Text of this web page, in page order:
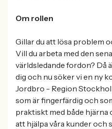
Om rollen
Gillar du att lösa problem
Vill du arbeta med den
världsledande fordon? Då
dig och nu söker vi en ny
Jordbro - Region
som är fingerfärdig och
praktiskt med både hjärna
att hjälpa våra kunder och